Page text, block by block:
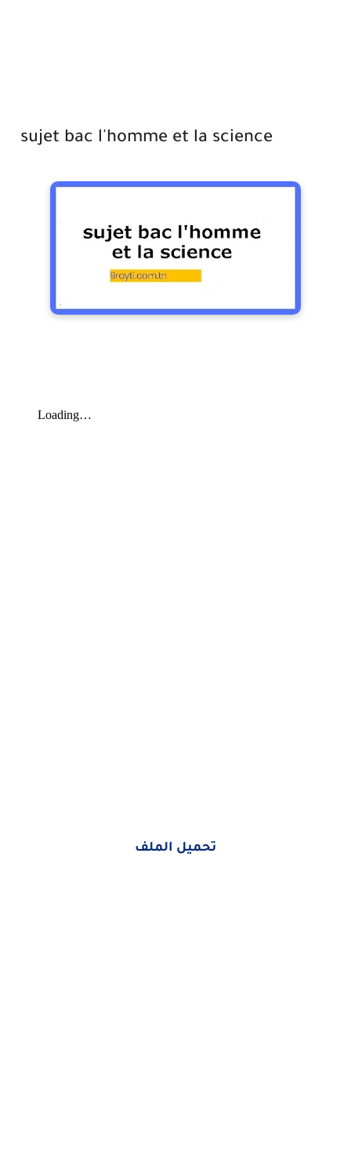
sujet bac l'homme et la science
تحميل الملف